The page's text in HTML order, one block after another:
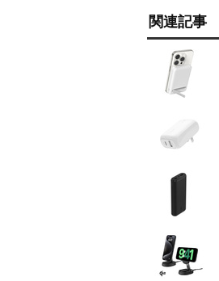
関連記事